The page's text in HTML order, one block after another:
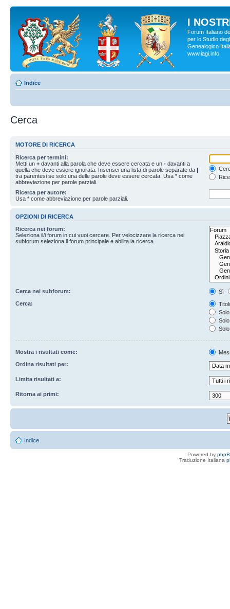
I
Forum Italiano
per lo Studio
Genealogico
www.iagi.info
Indice
Cerca
MOTORE DI RICERCA
Ricerca per termini:
Metti un + davanti alla parola che deve essere cercata e un - davanti a
quella che deve essere ignorata. Inserisci una lista di parole separate da |
tra parentesi se solo una delle parole deve essere cercata. Usa * come
abbreviazione per parole parziali.
Ricerca per autore:
Usa * come abbreviazione per parole parziali.
OPZIONI DI RICERCA
Ricerca nei forum:
Seleziona il/i forum in cui vuoi cercare. Per velocizzare la ricerca nei
subforum seleziona il forum principale e abilita la ricerca.
Cerca nei subforum:
Sì
Cerca:
Mostra i risultati come:
Ordina risultati per:
Limita risultati a:
Ritorna ai primi:
Indice
Powered by
Traduzione Italiana